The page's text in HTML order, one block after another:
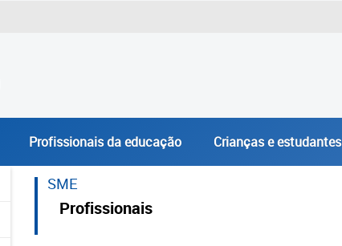
Profissionais da educação Crianças e estudantes
SME
Profissionais